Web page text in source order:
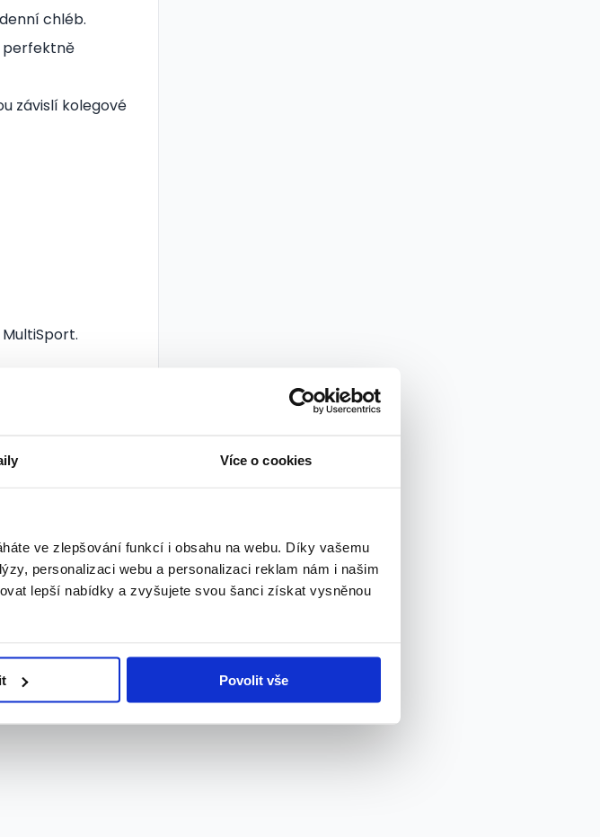
Více o cookies
ve zlepšování funkcí i obsahu na webu. Díky vašemu
personalizaci webu a personalizaci reklam nám i našim
lepší nabídky a zvyšujete svou šanci získat vysněnou
Povolit vše
chléb.
perfektně
závislí kolegové
pokud máte
Pokud ano,
V tomto inzerátu
aby bylo
podmíněný
volná pracovní